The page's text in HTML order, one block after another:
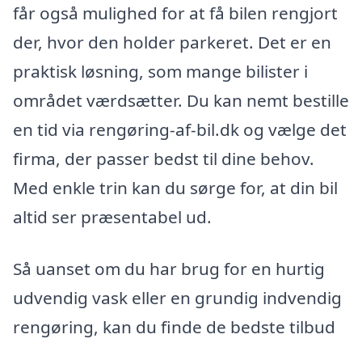
får også mulighed for at få bilen rengjort
der, hvor den holder parkeret. Det er en
praktisk løsning, som mange bilister i
området værdsætter. Du kan nemt bestille
en tid via rengøring-af-bil.dk og vælge det
firma, der passer bedst til dine behov.
Med enkle trin kan du sørge for, at din bil
altid ser præsentabel ud.
Så uanset om du har brug for en hurtig
udvendig vask eller en grundig indvendig
rengøring, kan du finde de bedste tilbud